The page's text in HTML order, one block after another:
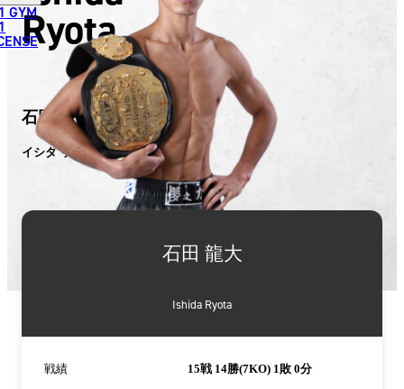
ไทย
العربية
GYMRyota
石田 龍大
イシダ リョウタ
石田 龍大
Ishida Ryota
戦績 15戦 14勝(7KO) 1敗 0分